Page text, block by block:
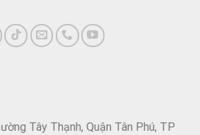
Tây Thạnh, Quận Tân Phú, TP